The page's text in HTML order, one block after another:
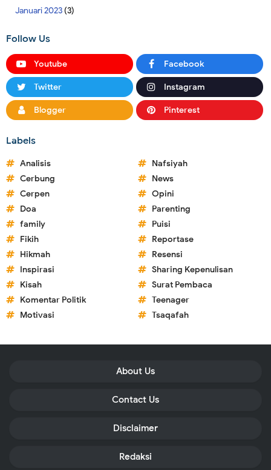
Januari 2023(3)
Follow Us
Youtube Facebook
Twitter Instagram
Blogger Pinterest
Labels
Analisis
Cerbung
Cerpen
Doa
family
Fikih
Hikmah
Inspirasi
Kisah
Komentar Politik
Motivasi
Nafsiyah
News
Opini
Parenting
Puisi
Reportase
Resensi
Sharing Kepenulisan
Surat Pembaca
Teenager
Tsaqafah
About Us
Contact Us
Disclaimer
Redaksi